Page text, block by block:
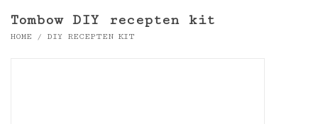
Handwerk & Textiel
Tombow DIY recepten kit
HOME / DIY RECEPTEN KIT